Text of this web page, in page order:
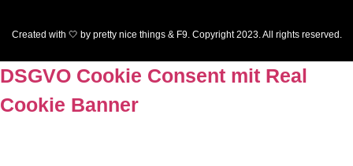
Created with 🤍 by pretty nice things & F9. Copyright 2023. All rights reserved.
DSGVO Cookie Consent mit Real
Cookie Banner